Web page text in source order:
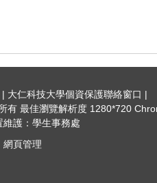
大仁科技大學個資保護聯絡窗口 |
有 最佳瀏覽解析度 1280*720
維護：學生事務處
網頁管理